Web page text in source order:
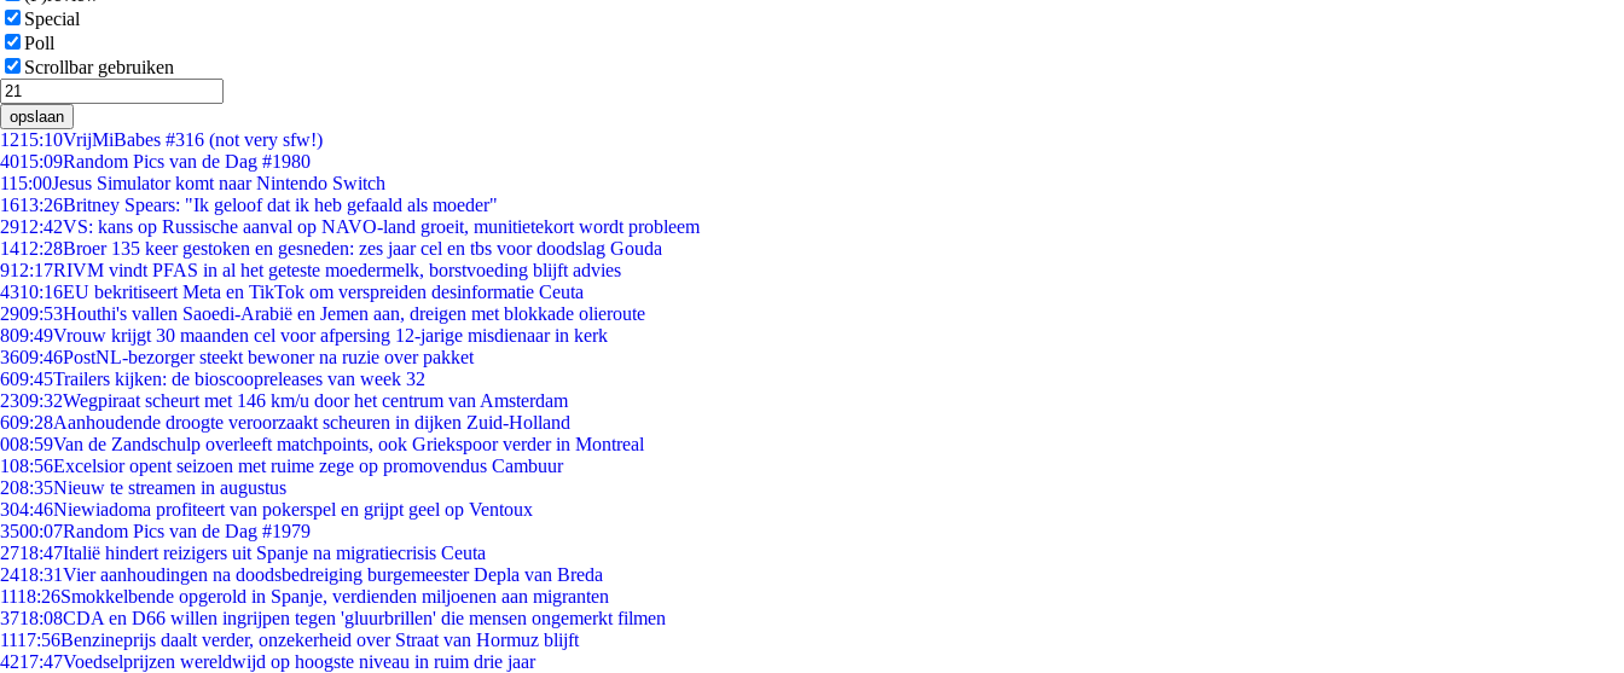
Special
Poll
Scrollbar gebruiken
opslaan
1215:10VrijMiBabes #316 (not very sfw!)
4015:09Random Pics van de Dag #1980
115:00Jesus Simulator komt naar Nintendo Switch
1613:26Britney Spears: "Ik geloof dat ik heb gefaald als moeder"
2912:42VS: kans op Russische aanval op NAVO-land groeit, munitietekort wordt probleem
1412:28Broer 135 keer gestoken en gesneden: zes jaar cel en tbs voor doodslag Gouda
912:17RIVM vindt PFAS in al het geteste moedermelk, borstvoeding blijft advies
4310:16EU bekritiseert Meta en TikTok om verspreiden desinformatie Ceuta
2909:53Houthi's vallen Saoedi-Arabië en Jemen aan, dreigen met blokkade olieroute
809:49Vrouw krijgt 30 maanden cel voor afpersing 12-jarige misdienaar in kerk
3609:46PostNL-bezorger steekt bewoner na ruzie over pakket
609:45Trailers kijken: de bioscoopreleases van week 32
2309:32Wegpiraat scheurt met 146 km/u door het centrum van Amsterdam
609:28Aanhoudende droogte veroorzaakt scheuren in dijken Zuid-Holland
008:59Van de Zandschulp overleeft matchpoints, ook Griekspoor verder in Montreal
108:56Excelsior opent seizoen met ruime zege op promovendus Cambuur
208:35Nieuw te streamen in augustus
304:46Niewiadoma profiteert van pokerspel en grijpt geel op Ventoux
3500:07Random Pics van de Dag #1979
2718:47Italië hindert reizigers uit Spanje na migratiecrisis Ceuta
2418:31Vier aanhoudingen na doodsbedreiging burgemeester Depla van Breda
1118:26Smokkelbende opgerold in Spanje, verdienden miljoenen aan migranten
3718:08CDA en D66 willen ingrijpen tegen 'gluurbrillen' die mensen ongemerkt filmen
1117:56Benzineprijs daalt verder, onzekerheid over Straat van Hormuz blijft
4217:47Voedselprijzen wereldwijd op hoogste niveau in ruim drie jaar